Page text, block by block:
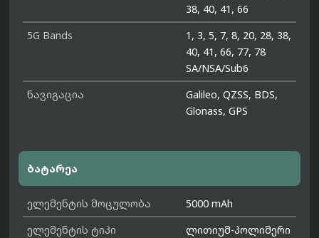
38, 40, 41, 66
5G Bands
1, 3, 5, 7, 8, 20, 28, 38,
40, 41, 66, 77, 78
SA/NSA/Sub6
ნავიგაცია
Galileo, QZSS, BDS,
Glonass, GPS
ბატარეა
ელემენტის მოცულობა
5000 mAh
ელემენტის ტიპი
ლითიუმ-პოლიმერი